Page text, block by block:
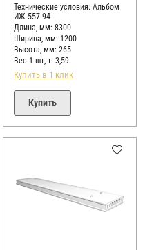
Технические условия: Альбом
ИЖ 557-94
Длина, мм: 8300
Ширина, мм: 1200
Высота, мм: 265
Вес 1 шт, т: 3,59
Купить в 1 клик
Купить